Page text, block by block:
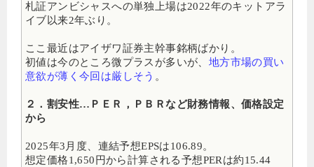
札証アンビシャスへの単独上場は2022年のキットアラ
イブ以来2年ぶり。
ここ最近はアイザワ証券主幹事銘柄ばかり。
初値は今のところ微プラスが多いが、 地方市場の買い
意欲が薄く今回は厳しそう 。
２．割安性…ＰＥＲ，ＰＢＲなど財務情報、価格設定
から
2025年3月度、連結予想EPSは106.89。
想定価格1,650円から計算される予想PERは約15.44